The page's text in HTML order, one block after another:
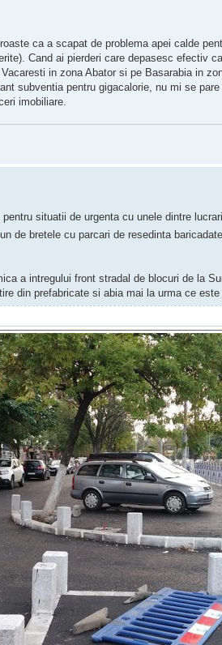
ca a scapat de problema apei calde
Cand ai pierderi care depasesc efectiv
in zona Abator si pe Basarabia in
subventia pentru gigacalorie, nu mi se
imobiliare.
situatii de urgenta cu unele dintre
de bretele cu parcari de resedinta
a intregului front stradal de blocuri de la
din prefabricate si abia mai la urma ce